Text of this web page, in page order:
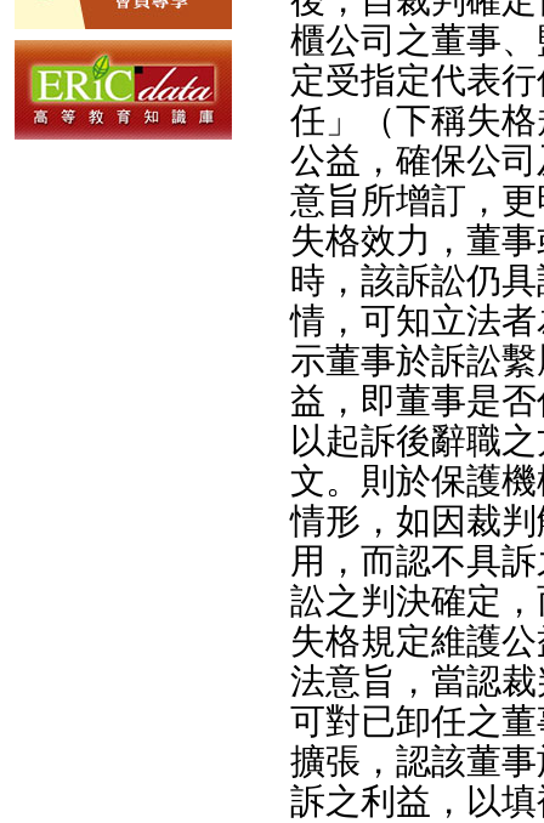
櫃公司之董事
定受指定代表
任」（下稱失
公益，確保公
意旨所增訂，
失格效力，董
時，該訴訟仍
情，可知立法
示董事於訴訟
益，即董事是
以起訴後辭職
文。則於保護
情形，如因裁
用，而認不具
訟之判決確定
失格規定維護
法意旨，當認
可對已卸任之
擴張，認該董
訴之利益，以